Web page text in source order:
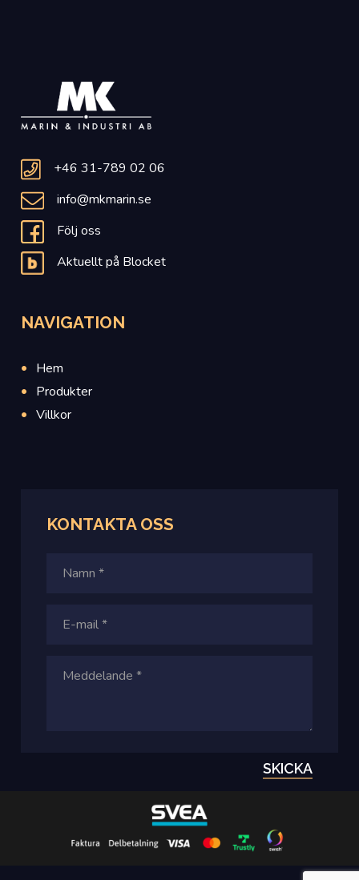
+46 31-789 02 06
info@mkmarin.se
Följ oss
Aktuellt på Blocket
NAVIGATION
Hem
Produkter
Villkor
KONTAKTAOSS
SKICKA